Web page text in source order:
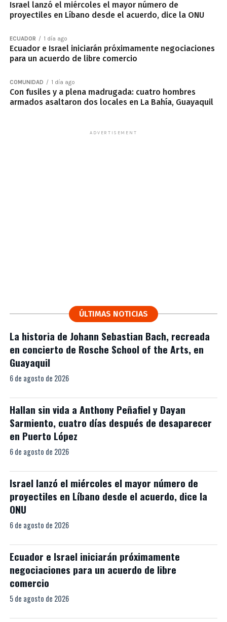
Israel lanzó el miércoles el mayor número de
proyectiles en Líbano desde el acuerdo, dice la ONU
ECUADOR 1 día ago
Ecuador e Israel iniciarán próximamente negociaciones
para un acuerdo de libre comercio
COMUNIDAD 1 día ago
Con fusiles y a plena madrugada: cuatro hombres
armados asaltaron dos locales en La Bahía, Guayaquil
ADVERTISEMENT
ÚLTIMAS NOTICIAS
La historia de Johann Sebastian Bach, recreada
en concierto de Rosche School of the Arts, en
Guayaquil
6 de agosto de 2026
Hallan sin vida a Anthony Peñafiel y Dayan
Sarmiento, cuatro días después de desaparecer
en Puerto López
6 de agosto de 2026
Israel lanzó el miércoles el mayor número de
proyectiles en Líbano desde el acuerdo, dice la
ONU
6 de agosto de 2026
Ecuador e Israel iniciarán próximamente
negociaciones para un acuerdo de libre
comercio
5 de agosto de 2026